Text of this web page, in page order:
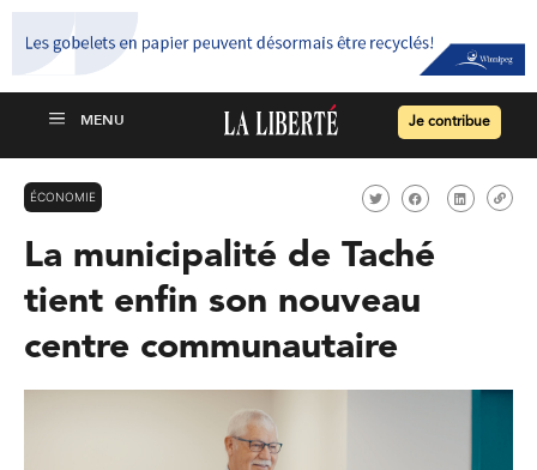
Je contribue
ÉCONOMIE
La municipalité de Taché
tient enfin son nouveau
centre communautaire